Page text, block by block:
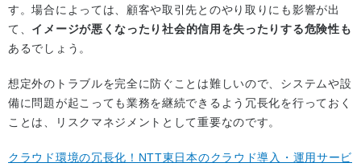
す。場合によっては、顧客や取引先とのやり取りにも影響が出
て、 イメージが悪くなったり社会的信用を失ったりする危険性も
あるでしょう。
想定外のトラブルを完全に防ぐことは難しいので、システムや設
備に問題が起こっても業務を継続できるよう冗長化を行っておく
ことは、リスクマネジメントとして重要なのです。
クラウド環境の冗長化！NTT東日本のクラウド導入・運用サービ